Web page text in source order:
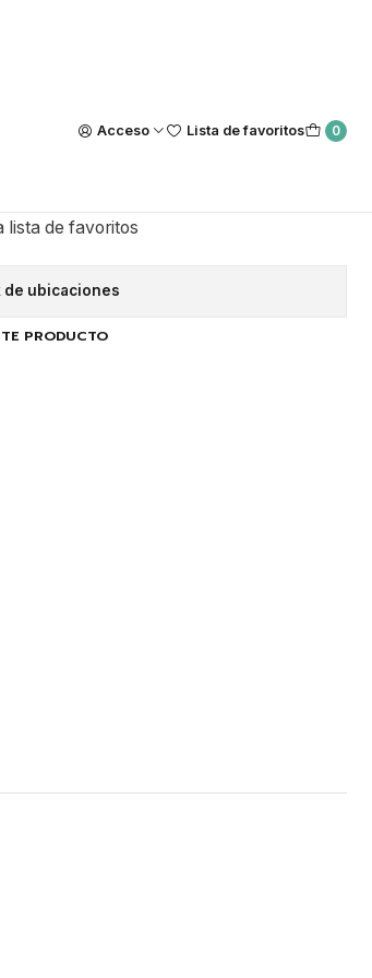
Acceso Lista de favoritos 0
(Caja 10u)
lista de favoritos
de ubicaciones
PRODUCTO